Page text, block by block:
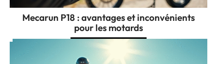
Mecarun P18 : avantages et inconvénients
pour les motards